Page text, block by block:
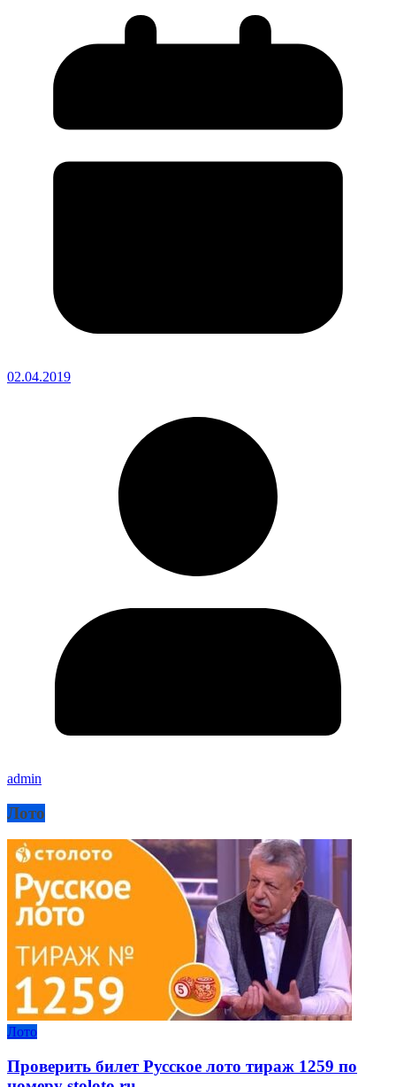
02.04.2019
admin
Лото
Лото
Проверить билет Русское лото тираж 1259 по